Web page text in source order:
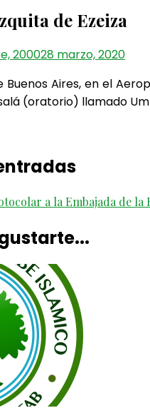
de Ezeiza
200028 marzo, 2020
Buenos Aires, en el
(oratorio) llamado
a la Embajada de la